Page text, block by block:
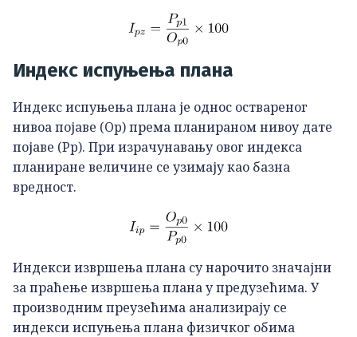
Индекс испуњења плана
Индекс испуњења плана је однос оствареног
нивоа појаве (Op) према планираном нивоу дате
појаве (Pp). При израчунавању овог индекса
планиране величине се узимају као базна
вредност.
Индекси извршења плана су нарочито значајни
за праћење извршења плана у предузећима. У
производним преузећима анализирају се
индекси испуњења плана физичког обима